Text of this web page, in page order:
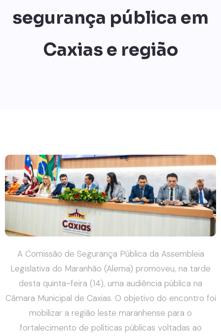
segurança pública em
Caxias e região
A Comissão de Segurança Pública da Assembleia
Legislativa do Maranhão (Alema) promoveu, na tarde
desta quinta-feira (14), uma audiência pública na
Câmara Municipal de Caxias. O objetivo do encontro foi
mobilizar a região leste maranhense para o
fortalecimento de políticas públicas voltadas ao